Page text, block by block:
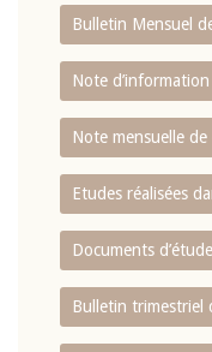
Bulletin Mensuel
Note d’information
Note mensuelle
Etudes réalisées
Documents
Bulletin trimestriel